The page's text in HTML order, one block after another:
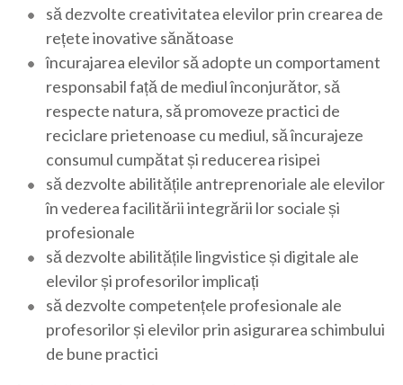
să dezvolte creativitatea elevilor prin crearea de
rețete inovative sănătoase
încurajarea elevilor să adopte un comportament
responsabil față de mediul înconjurător, să
respecte natura, să promoveze practici de
reciclare prietenoase cu mediul, să încurajeze
consumul cumpătat și reducerea risipei
să dezvolte abilitățile antreprenoriale ale elevilor
în vederea facilitării integrării lor sociale și
profesionale
să dezvolte abilitățile lingvistice și digitale ale
elevilor și profesorilor implicați
să dezvolte competențele profesionale ale
profesorilor și elevilor prin asigurarea schimbului
de bune practici